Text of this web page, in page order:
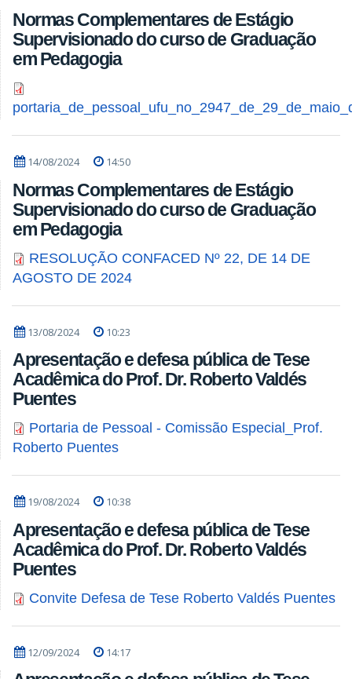
Normas Complementares de Estágio
Supervisionado do curso de Graduação
em Pedagogia
14/08/2024 14:50
Normas Complementares de Estágio
Supervisionado do curso de Graduação
em Pedagogia
RESOLUÇÃO CONFACED Nº 22, DE 14 DE
AGOSTO DE 2024
13/08/2024 10:23
Apresentação e defesa pública de Tese
Acadêmica do Prof. Dr. Roberto Valdés
Puentes
Portaria de Pessoal - Comissão Especial_Prof.
Roberto Puentes
19/08/2024 10:38
Apresentação e defesa pública de Tese
Acadêmica do Prof. Dr. Roberto Valdés
Puentes
Convite Defesa de Tese Roberto Valdés Puentes
12/09/2024 14:17